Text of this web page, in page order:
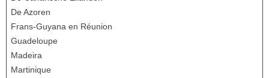
De Azoren
Frans-Guyana en Réunion
Guadeloupe
Madeira
Martinique